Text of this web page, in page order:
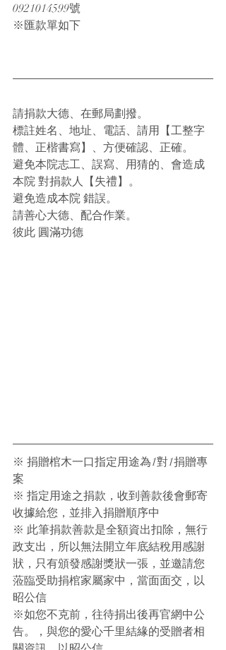
0921014599號
※匯款單如下
請捐款大德、在郵局劃撥。
標註姓名、地址、電話、請用【工整字
體、正楷書寫】、方便確認、正確。
避免本院志工、誤寫、用猜的、會造成
本院 對捐款人【失禮】。
避免造成本院 錯誤。
請善心大德、配合作業。
彼此 圓滿功德
※ 捐贈棺木一口指定用途為1對1捐贈專
案
※ 指定用途之捐款，收到善款後會郵寄
收據給您，並排入捐贈順序中
※ 此筆捐款善款是全額資出扣除，無行
政支出，所以無法開立年底結稅用感謝
狀，只有頒發感謝獎狀一張，並邀請您
蒞臨受助捐棺家屬家中，當面面交，以
昭公信
※如您不克前，往待捐出後再官網中公
告。，與您的愛心千里結緣的受贈者相